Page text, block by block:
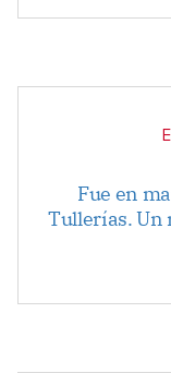
Fue en
Tullerías. Un